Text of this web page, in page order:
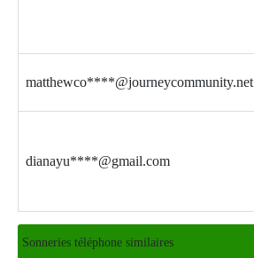
matthewco****@journeycommunity.net
dianayu****@gmail.com
Sonneries téléphone similaires